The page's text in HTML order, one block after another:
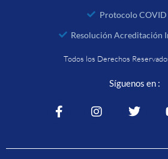
Protocolo COVID
Resolución Acreditación
Todos los Derechos
Síguenos en :